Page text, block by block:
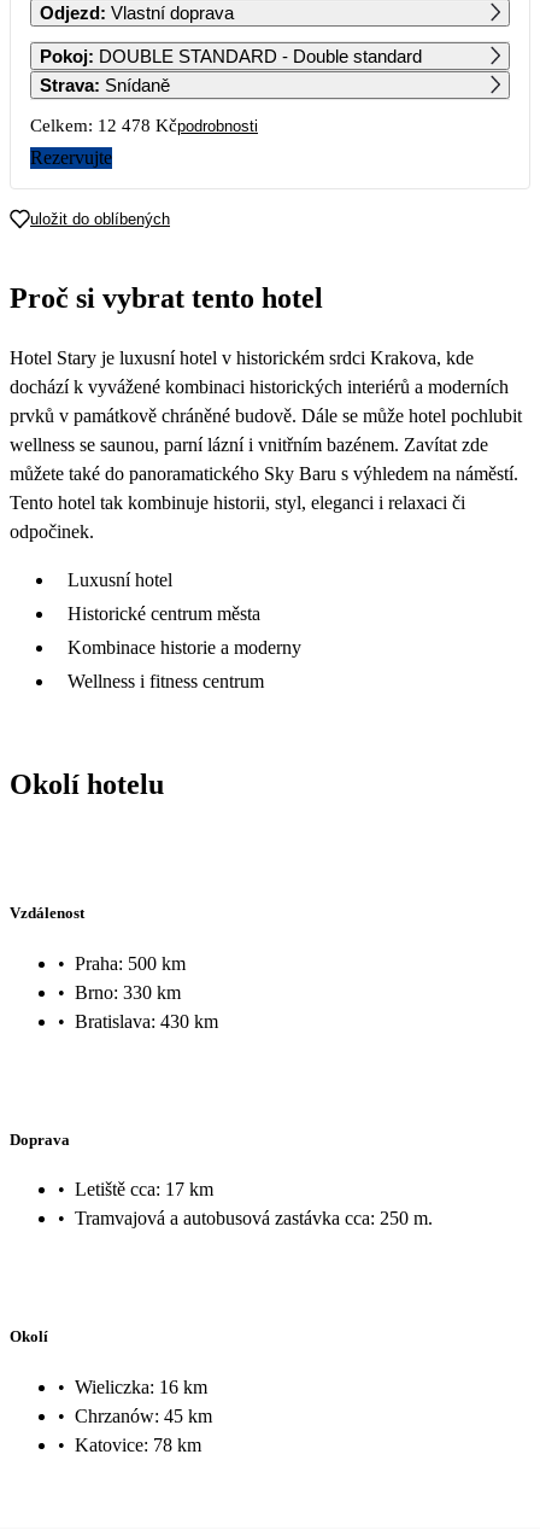
1
6 909
2
6 969
3
6 739
4
5
7 519
6
7 519
7
6 799
8 9 10 11
12
6 339 6 569 6 949 7 049 6 939 6 539 6 239
19 20
26
6 239
27 28 29
Odjezd: Vlastní doprava
Pokoj: DOUBLE STANDARD - Double standard
Strava: Snídaně
Celkem: 12 478 Kčpodrobnosti
Rezervujte
uložit do oblíbených
Proč si vybrat tento hotel
Hotel Stary je luxusní hotel v historickém srdci Krakova, kde
dochází k vyvážené kombinaci historických interiérů a moderních
prvků v památkově chráněné budově. Dále se může hotel pochlubit
wellness se saunou, parní lázní i vnitřním bazénem. Zavítat zde
můžete také do panoramatického Sky Baru s výhledem na náměstí.
Tento hotel tak kombinuje historii, styl, eleganci i relaxaci či
odpočinek.
Luxusní hotel
Historické centrum města
Kombinace historie a moderny
Wellness i fitness centrum
Okolí hotelu
Vzdálenost
• Praha: 500 km
• Brno: 330 km
• Bratislava: 430 km
Doprava
• Letiště cca: 17 km
• Tramvajová a autobusová zastávka cca: 250 m.
Okolí
• Wieliczka: 16 km
• Chrzanów: 45 km
• Katovice: 78 km